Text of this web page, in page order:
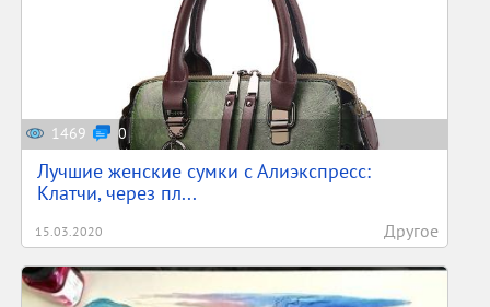
1469 0
Лучшие женские сумки с Алиэкспресс:
Клатчи, через пл...
15.03.2020 Другое